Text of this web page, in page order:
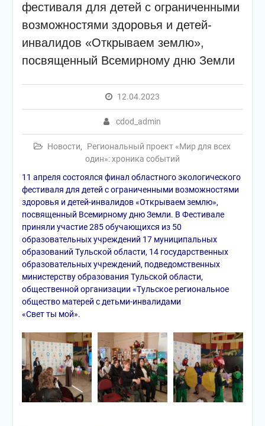
фестиваля для детей с ограниченными
возможностями здоровья и детей-
инвалидов «Открываем землю»,
посвященный Всемирному дню Земли
12.04.2023
cdod_admin
Новости,
Региональный проект «Мир для всех
один»: хроника событий
11 апреля состоялся финал областного экологического
фестиваля для детей с ограниченными возможностями
здоровья и детей-инвалидов «Открываем землю»,
посвященный Всемирному дню Земли. В Фестивале
приняли участие 285 обучающихся из 50
образовательных учреждений 17 муниципальных
образований Тульской области, 14 государственных
образовательных учреждений, подведомственных
министерству образования Тульской области,
общественной организации «Тульское региональное
общество матерей с детьми-инвалидами
«Свет ты мой».